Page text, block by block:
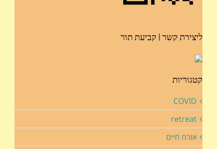
ליצירת קשר | קביעת תור
קטגוריות
COVID
retreat
אורח חיים